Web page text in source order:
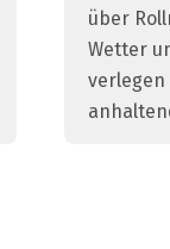
über
Wetter
verlegen